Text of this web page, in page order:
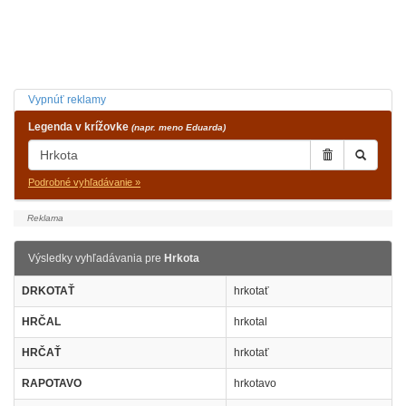
Vypnúť reklamy
Legenda v krížovke (napr. meno Eduarda)
Podrobné vyhľadávanie »
Výsledky vyhľadávania pre Hrkota
DRKOTAŤ hrkotať
HRČAL hrkotal
HRČAŤ hrkotať
RAPOTAVO hrkotavo